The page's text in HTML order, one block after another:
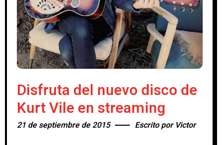
Disfruta del nuevo disco de
Kurt Vile en streaming
21 de septiembre de 2015 Escrito por Victor